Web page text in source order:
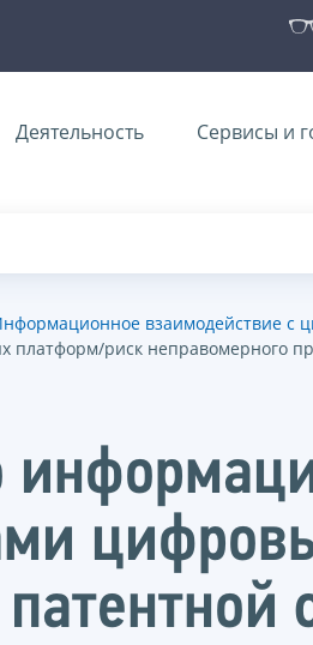
Деятельность Сервисы и
взаимодействие с
риск неправомерного